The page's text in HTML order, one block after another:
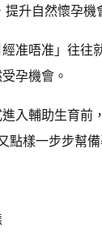
升自然懷孕機
唔准」往往
孕機會。
輔助生育前
點樣一步步幫